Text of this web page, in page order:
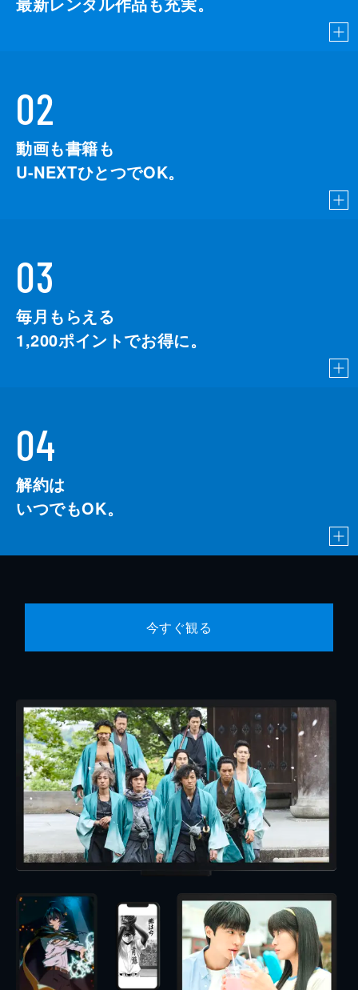
02
動画も書籍も
U-NEXTひとつでOK。
03
毎月もらえる
1,200ポイントでお得に。
04
解約は
いつでもOK。
今すぐ観る